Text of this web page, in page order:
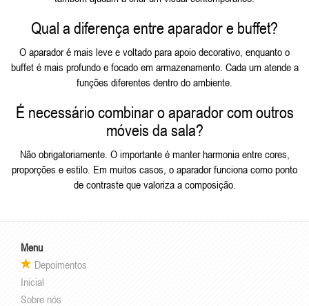
Qual a diferença entre aparador e buffet?
O aparador é mais leve e voltado para apoio decorativo, enquanto o
buffet é mais profundo e focado em armazenamento. Cada um atende a
funções diferentes dentro do ambiente.
É necessário combinar o aparador com outros
móveis da sala?
Não obrigatoriamente. O importante é manter harmonia entre cores,
proporções e estilo. Em muitos casos, o aparador funciona como ponto
de contraste que valoriza a composição.
Menu
Depoimentos
Inicial
Sobre nós